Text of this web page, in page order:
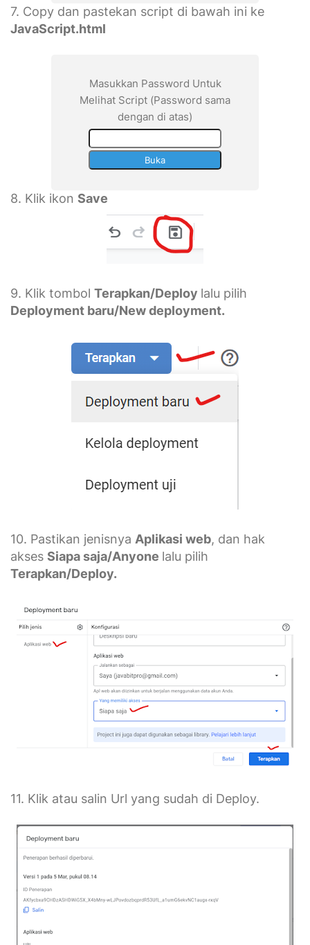
7. Copy dan pastekan script di bawah ini ke
JavaScript.html
Masukkan Password Untuk
Melihat Script (Password sama
dengan di atas)
8. Klik ikon Save
9. Klik tombol Terapkan/Deploy lalu pilih
Deployment baru/New deployment.
10. Pastikan jenisnya Aplikasi web, dan hak
akses Siapa saja/Anyone lalu pilih
Terapkan/Deploy.
11. Klik atau salin Url yang sudah di Deploy.